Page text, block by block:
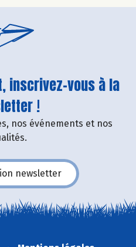
inscrivez-vous à la
!
nos événements et nos
newsletter